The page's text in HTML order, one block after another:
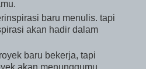
baru menulis. tapi
akan hadir dalam
baru bekerja, tapi